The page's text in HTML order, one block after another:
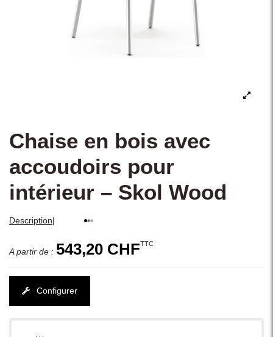
Chaise en bois avec
accoudoirs pour
intérieur – Skol Wood
Description|
A partir de : 543,20 CHFTTC
Configurer